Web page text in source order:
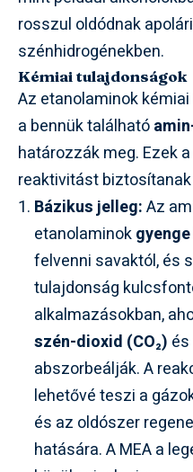
rosszul oldódnak
szénhidrogénekben.
Kémiai tulajdonságok
Az etanolaminok
a bennük található
határozzák meg. Ezek
reaktivitást
Bázikus jelleg:Az
etanolaminok
felvenni savaktól, és
tulajdonság
alkalmazásokban,
szén-dioxid (CO₂) és
abszorbeálják. A
lehetővé teszi a
és az oldószer
hatására. A MEA a